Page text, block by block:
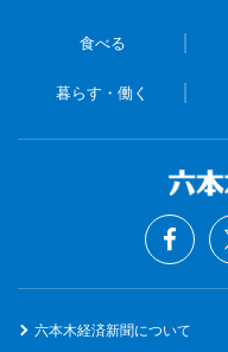
食べる
暮らす・働く
六本木経済新聞について